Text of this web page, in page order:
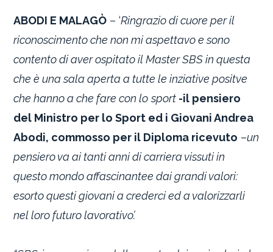
ABODI E MALAGÒ – ‘Ringrazio di cuore per il
riconoscimento che non mi aspettavo e sono
contento di aver ospitato il Master SBS in questa
che è una sala aperta a tutte le inziative positve
che hanno a che fare con lo sport -il pensiero
del Ministro per lo Sport ed i Giovani Andrea
Abodi, commosso per il Diploma ricevuto –un
pensiero va ai tanti anni di carriera vissuti in
questo mondo affascinantee dai grandi valori:
esorto questi giovani a crederci ed a valorizzarli
nel loro futuro lavorativo’.